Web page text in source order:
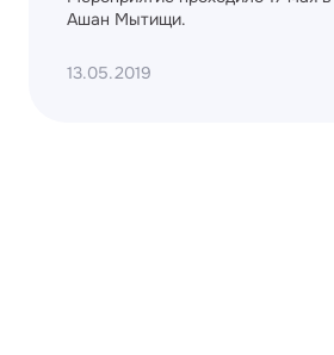
Ашан Мытищи.
13.05.2019